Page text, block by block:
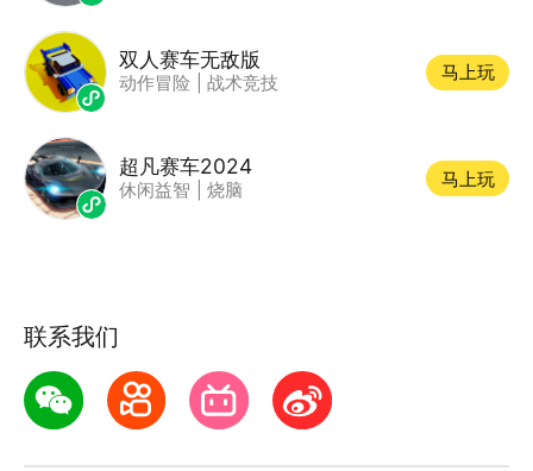
双人赛车无敌版
动作冒险 战术竞技
马上玩
超凡赛车2024
休闲益智 烧脑
马上玩
联系我们